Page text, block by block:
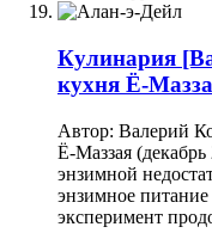
Кулинария
кухня Ё-
Автор: Валерий
Ё-Маззая (декабрь
энзимной
энзимное
эксперимент